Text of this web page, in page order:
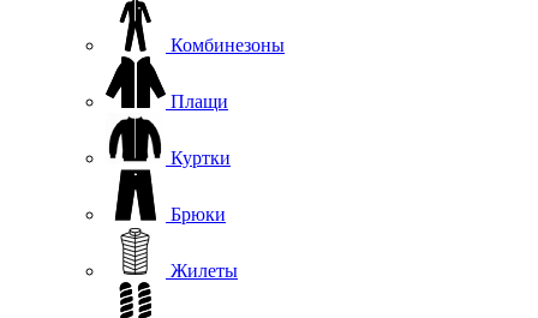
Комбинезоны
Плащи
Куртки
Брюки
Жилеты